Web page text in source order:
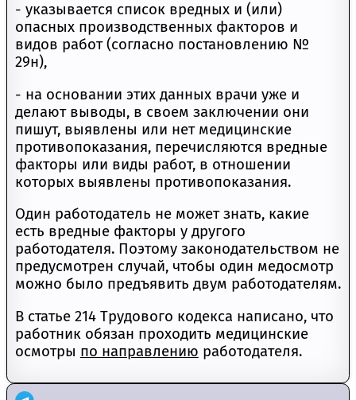
- указывается список вредных и (или)
опасных производственных факторов и
видов работ (согласно постановлению №
29н),
- на основании этих данных врачи уже и
делают выводы, в своем заключении они
пишут, выявлены или нет медицинские
противопоказания, перечисляются вредные
факторы или виды работ, в отношении
которых выявлены противопоказания.
Один работодатель не может знать, какие
есть вредные факторы у другого
работодателя. Поэтому законодательством не
предусмотрен случай, чтобы один медосмотр
можно было предъявить двум работодателям.
В статье 214 Трудового кодекса написано, что
работник обязан проходить медицинские
осмотры по направлению работодателя.